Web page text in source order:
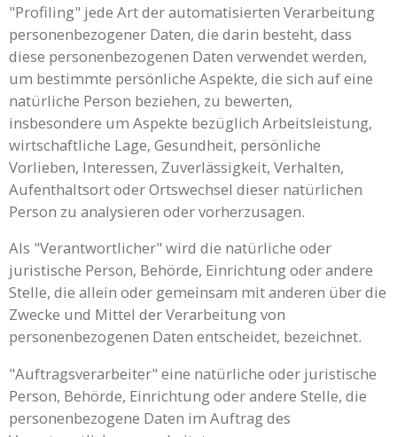
"Profiling" jede Art der automatisierten Verarbeitung
personenbezogener Daten, die darin besteht, dass
diese personenbezogenen Daten verwendet werden,
um bestimmte persönliche Aspekte, die sich auf eine
natürliche Person beziehen, zu bewerten,
insbesondere um Aspekte bezüglich Arbeitsleistung,
wirtschaftliche Lage, Gesundheit, persönliche
Vorlieben, Interessen, Zuverlässigkeit, Verhalten,
Aufenthaltsort oder Ortswechsel dieser natürlichen
Person zu analysieren oder vorherzusagen.
Als "Verantwortlicher" wird die natürliche oder
juristische Person, Behörde, Einrichtung oder andere
Stelle, die allein oder gemeinsam mit anderen über die
Zwecke und Mittel der Verarbeitung von
personenbezogenen Daten entscheidet, bezeichnet.
"Auftragsverarbeiter" eine natürliche oder juristische
Person, Behörde, Einrichtung oder andere Stelle, die
personenbezogene Daten im Auftrag des